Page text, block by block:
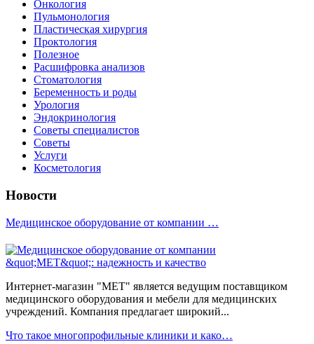
Онкология
Пульмонология
Пластическая хирургия
Проктология
Полезное
Расшифровка анализов
Стоматология
Беременность и роды
Урология
Эндокринология
Советы специалистов
Советы
Услуги
Косметология
Новости
Медицинское оборудование от компании …
Интернет-магазин "МЕТ" является ведущим поставщиком
медицинского оборудования и мебели для медицинских
учреждений. Компания предлагает широкий...
Что такое многопрофильные клиники и како…